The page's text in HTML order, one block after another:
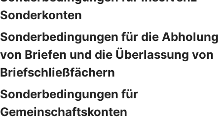
Sonderkonten
Sonderbedingungen für die Abholung
von Briefen und die Überlassung von
Briefschließfächern
Sonderbedingungen für
Gemeinschaftskonten